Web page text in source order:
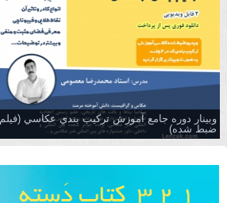
وبینار دوره جامع آموزش تركيب بندي عكاسي (فیلم
ضبط شده)